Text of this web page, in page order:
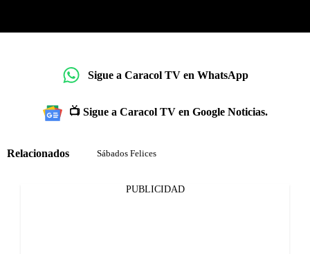
Sigue a Caracol TV en WhatsApp
📺 Sigue a Caracol TV en Google Noticias.
Relacionados Sábados Felices
PUBLICIDAD